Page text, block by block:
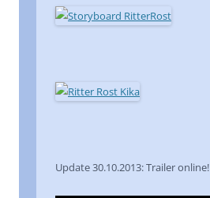
Update 30.10.2013: Trailer online!